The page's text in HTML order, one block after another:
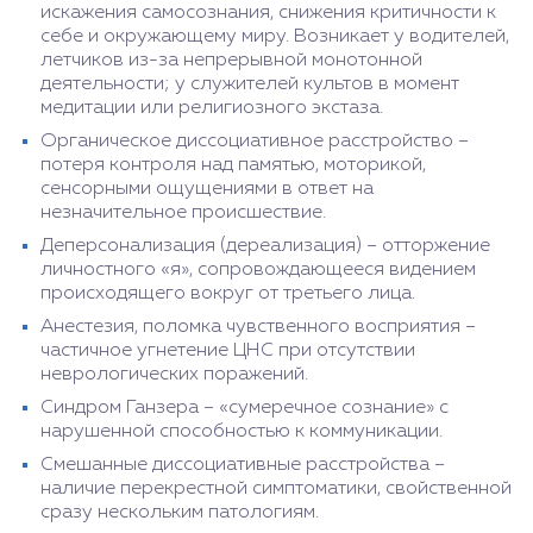
искажения самосознания, снижения критичности к
себе и окружающему миру. Возникает у водителей,
летчиков из-за непрерывной монотонной
деятельности; у служителей культов в момент
медитации или религиозного экстаза.
Органическое диссоциативное расстройство –
потеря контроля над памятью, моторикой,
сенсорными ощущениями в ответ на
незначительное происшествие.
Деперсонализация (дереализация) – отторжение
личностного «я», сопровождающееся видением
происходящего вокруг от третьего лица.
Анестезия, поломка чувственного восприятия –
частичное угнетение ЦНС при отсутствии
неврологических поражений.
Синдром Ганзера – «сумеречное сознание» с
нарушенной способностью к коммуникации.
Смешанные диссоциативные расстройства –
наличие перекрестной симптоматики, свойственной
сразу нескольким патологиям.